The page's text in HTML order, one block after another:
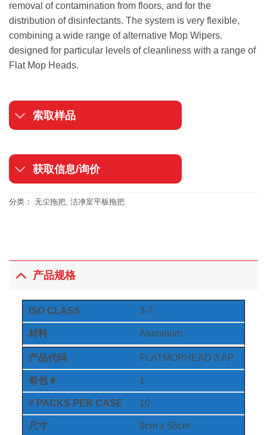
removal of contamination from floors, and for the
distribution of disinfectants. The system is very flexible,
combining a wide range of alternative Mop Wipers.
designed for particular levels of cleanliness with a range of
Flat Mop Heads.
索取样品
获取信息/询价
分类： 无尘拖把, 洁净室平板拖把
产品规格
ISO CLASS 3-7
材料 Aluminum
产品代码 FLATMOPHEAD 3 AP
每包＃ 1
# PACKS PER CASE 10
尺寸 9cm x 58cm